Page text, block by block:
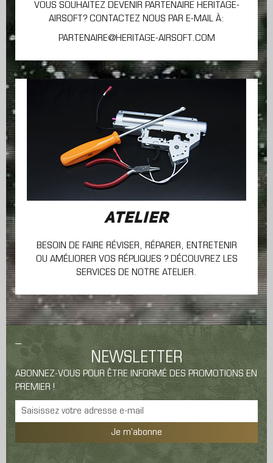
VOUS SOUHAITEZ DEVENIR PARTENAIRE HERITAGE-
AIRSOFT? CONTACTEZ NOUS PAR E-MAIL À:
PARTENAIRE@HERITAGE-AIRSOFT.COM
ATELIER
BESOIN DE FAIRE RÉVISER, RÉPARER, ENTRETENIR
OU AMÉLIORER VOS RÉPLIQUES ? DÉCOUVREZ LES
SERVICES DE NOTRE ATELIER.
NEWSLETTER
ABONNEZ-VOUS POUR ÊTRE INFORMÉ DES PROMOTIONS EN
PREMIER !
Je m'abonne